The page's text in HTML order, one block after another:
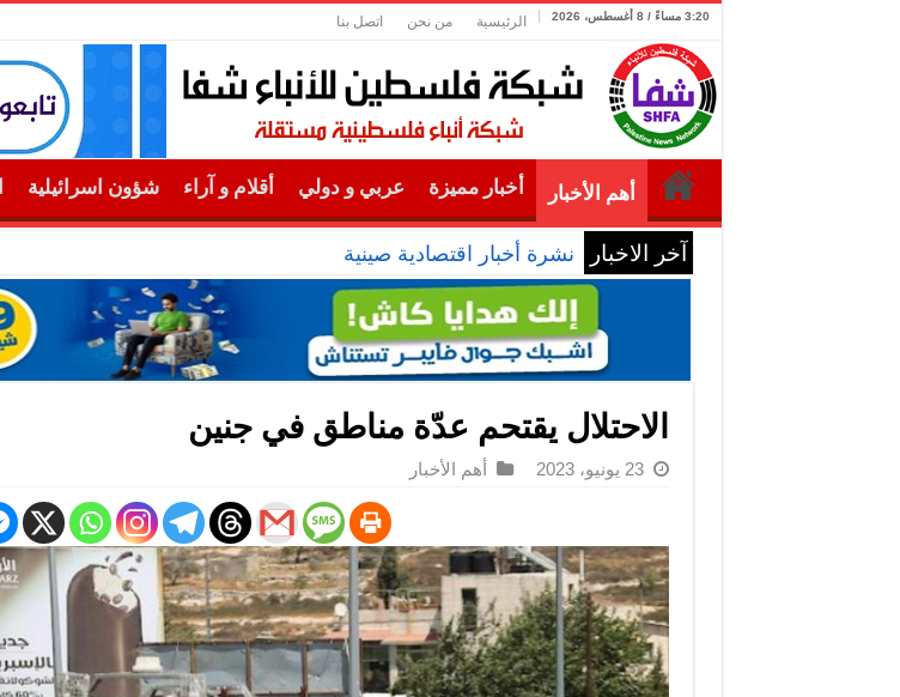
3:20 مساءً / 8 أغسطس، 2026 الرئيسية من نحن اتصل بنا
أهم الأخبار أخبار مميزة عربي و دولي أقلام و آراء شؤون اسرائيلية
آخر الاخبار نشرة أخبار اقتصادية صينية
الاحتلال يقتحم عدّة مناطق في جنين
23 يونيو، 2023 أهم الأخبار